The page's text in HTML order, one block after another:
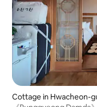
Cottage in Hwacheon-